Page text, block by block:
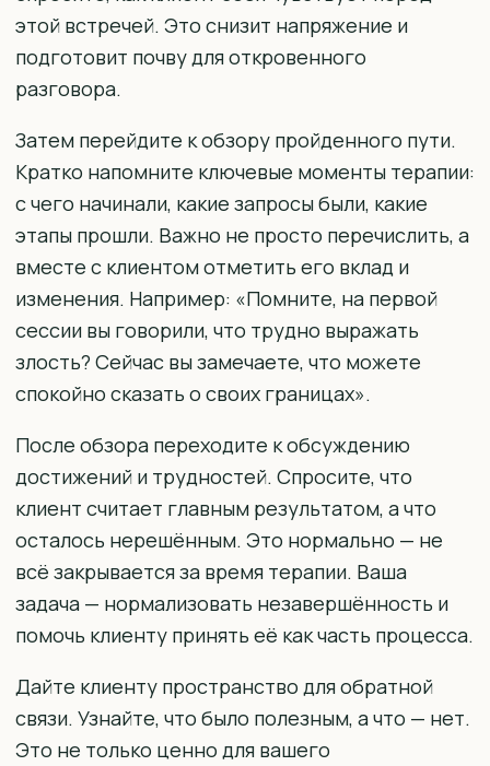
этой встречей. Это снизит напряжение и
подготовит почву для откровенного
разговора.
Затем перейдите к обзору пройденного пути.
Кратко напомните ключевые моменты терапии:
с чего начинали, какие запросы были, какие
этапы прошли. Важно не просто перечислить, а
вместе с клиентом отметить его вклад и
изменения. Например: «Помните, на первой
сессии вы говорили, что трудно выражать
злость? Сейчас вы замечаете, что можете
спокойно сказать о своих границах».
После обзора переходите к обсуждению
достижений и трудностей. Спросите, что
клиент считает главным результатом, а что
осталось нерешённым. Это нормально — не
всё закрывается за время терапии. Ваша
задача — нормализовать незавершённость и
помочь клиенту принять её как часть процесса.
Дайте клиенту пространство для обратной
связи. Узнайте, что было полезным, а что — нет.
Это не только ценно для вашего